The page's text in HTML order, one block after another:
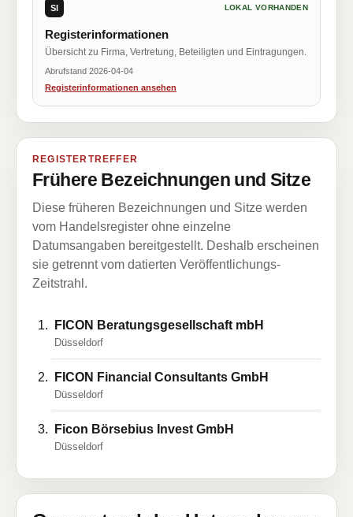
SI LOKAL VORHANDEN
Registerinformationen
Übersicht zu Firma, Vertretung, Beteiligten und Eintragungen.
Abrufstand 2026-04-04
Registerinformationen ansehen
REGISTERTREFFER
Frühere Bezeichnungen und Sitze
Diese früheren Bezeichnungen und Sitze werden
vom Handelsregister ohne einzelne
Datumsangaben bereitgestellt. Deshalb erscheinen
sie getrennt vom datierten Veröffentlichungs-
Zeitstrahl.
FICON Beratungsgesellschaft mbH
Düsseldorf
FICON Financial Consultants GmbH
Düsseldorf
Ficon Börsebius Invest GmbH
Düsseldorf